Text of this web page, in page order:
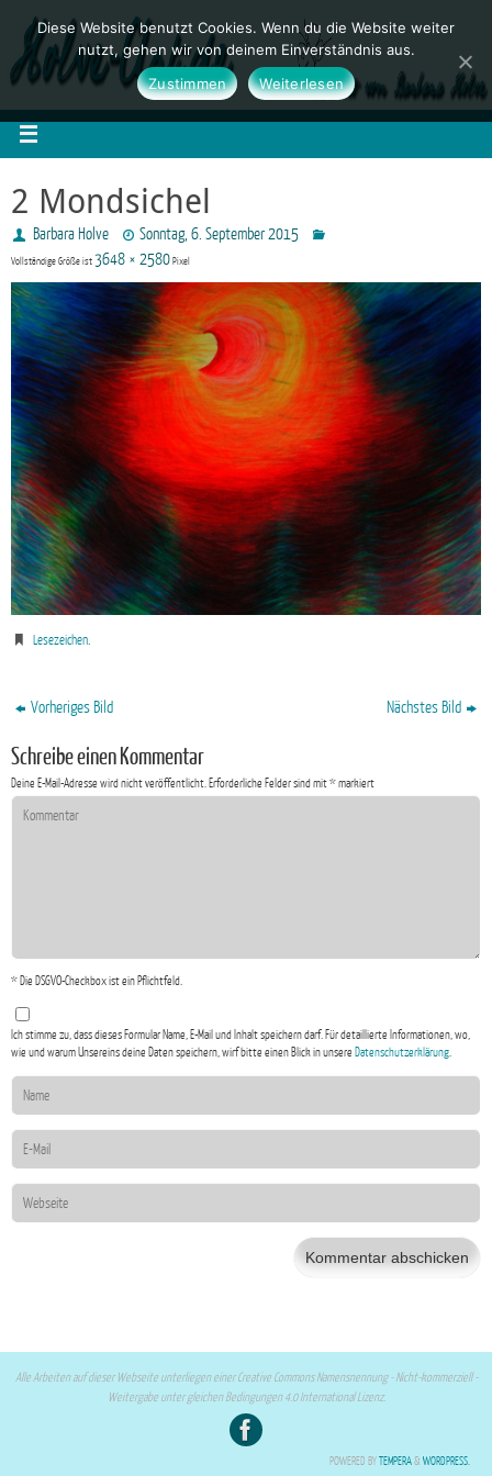
2 Mondsichel
Barbara Holve Sonntag, 6. September 2015
Vollständige Größe ist 3648 × 2580 Pixel
Lesezeichen
Vorheriges Bild Nächstes Bild
Schreibe einen Kommentar
Deine E-Mail-Adresse wird nicht veröffentlicht. Erforderliche Felder sind mit*markiert
* Die DSGVO-Checkbox ist ein Pflichtfeld.
Ich stimme zu, dass dieses Formular Name, E-Mail und Inhalt speichern darf. Für detaillierte Informationen, wo,
wie und warum Unsereins deine Daten speichern, wirf bitte einen Blick in unsere Datenschutzerklärung.
Alle Arbeiten auf dieser Webseite unterliegen einer Creative Commons Namensnennung - Nicht-kommerziell -
Weitergabe unter gleichen Bedingungen 4.0 International Lizenz.
POWERED BYTEMPERA&WORDPRESS.
Diese Website benutzt Cookies. Wenn du die Website weiter
nutzt, gehen wir von deinem Einverständnis aus.
Zustimmen
Weiterlesen